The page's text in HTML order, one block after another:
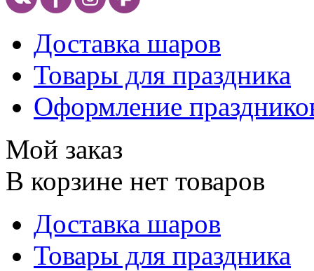
Доставка шаров
Товары для праздника
Оформление
Мой заказ
В корзине нет товаров
Доставка шаров
Товары для праздника